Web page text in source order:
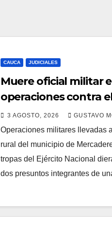
CAUCA JUDICIALES
Muere oficial militar
operaciones contra
del Cauca
3 AGOSTO, 2026 GUSTAVO
Operaciones militares llevadas
rural del municipio de
tropas del Ejército Nacional
dos presuntos integrantes de